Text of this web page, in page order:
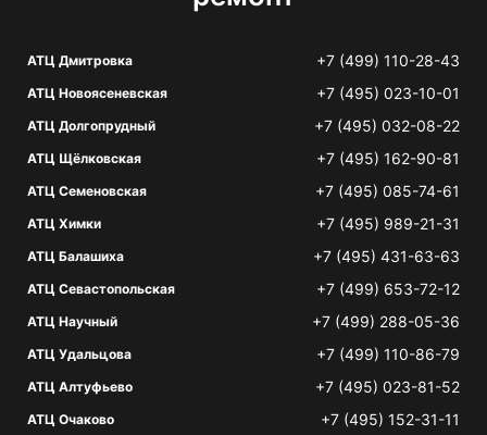
АТЦ Дмитровка +7 (499) 110-28-43
АТЦ Новоясеневская +7 (495) 023-10-01
АТЦ Долгопрудный +7 (495) 032-08-22
АТЦ Щёлковская +7 (495) 162-90-81
АТЦ Семеновская +7 (495) 085-74-61
АТЦ Химки +7 (495) 989-21-31
АТЦ Балашиха +7 (495) 431-63-63
АТЦ Севастопольская +7 (499) 653-72-12
АТЦ Научный +7 (499) 288-05-36
АТЦ Удальцова +7 (499) 110-86-79
АТЦ Алтуфьево +7 (495) 023-81-52
АТЦ Очаково +7 (495) 152-31-11